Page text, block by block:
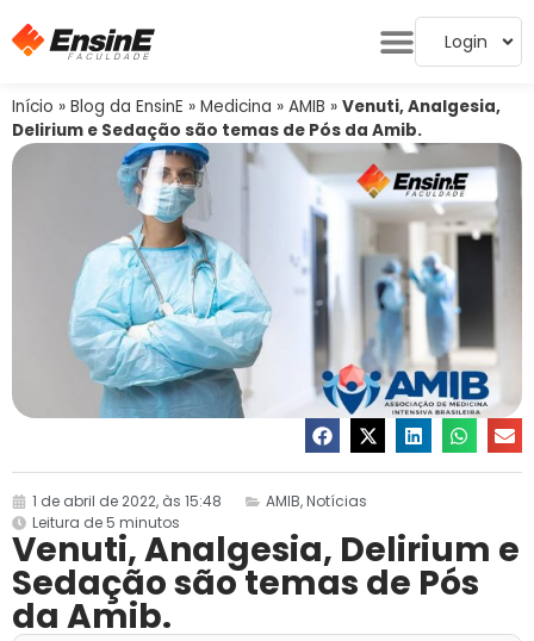
Login
Início » Blog da EnsinE » Medicina » AMIB » Venuti, Analgesia,
Delirium e Sedação são temas de Pós da Amib.
1 de abril de 2022, às 15:48 AMIB,Notícias
Leitura de 5 minutos
Venuti, Analgesia, Delirium e
Sedação são temas de Pós
da Amib.